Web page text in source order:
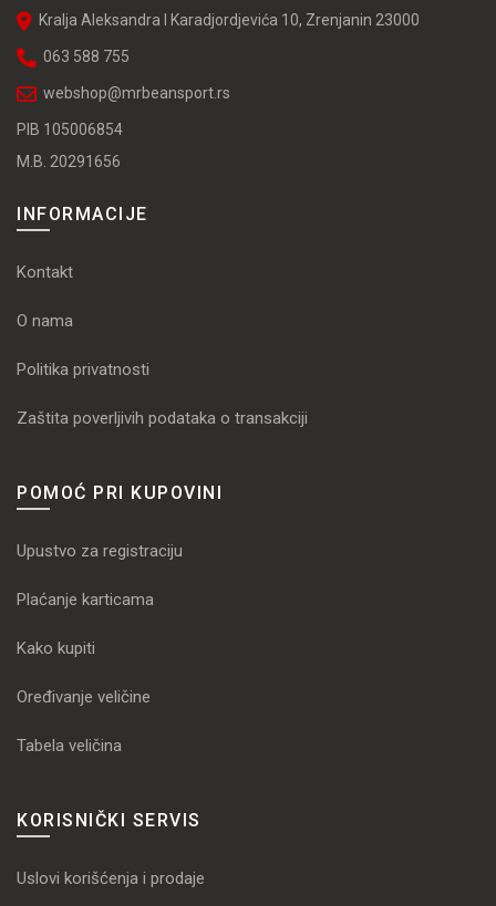
Kralja Aleksandra I Karadjordjevića 10, Zrenjanin 23000
063 588 755
webshop@mrbeansport.rs
PIB 105006854
M.B. 20291656
INFORMACIJE
Kontakt
O nama
Politika privatnosti
Zaštita poverljivih podataka o transakciji
POMOĆ PRI KUPOVINI
Upustvo za registraciju
Plaćanje karticama
Kako kupiti
Oređivanje veličine
Tabela veličina
KORISNIČKI SERVIS
Uslovi korišćenja i prodaje